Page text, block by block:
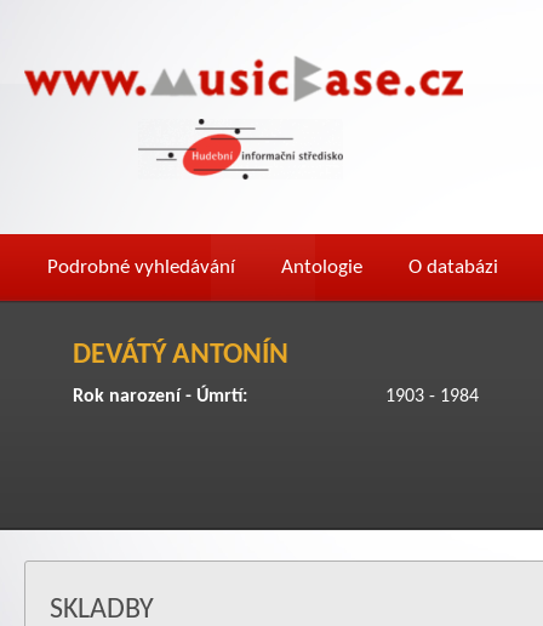
Podrobné vyhledávání Antologie O databázi
DEVÁTÝ ANTONÍN
Rok narození - Úmrtí: 1903 - 1984
SKLADBY